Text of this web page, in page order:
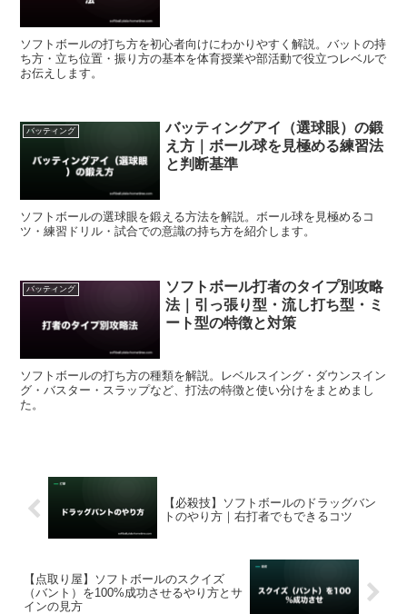
ソフトボールの打ち方を初心者向けにわかりやすく解説。バットの持
ち方・立ち位置・振り方の基本を体育授業や部活動で役立つレベルで
お伝えします。
バッティング
バッティングアイ（選球眼）の鍛
え方｜ボール球を見極める練習法
と判断基準
ソフトボールの選球眼を鍛える方法を解説。ボール球を見極めるコ
ツ・練習ドリル・試合での意識の持ち方を紹介します。
バッティング
ソフトボール打者のタイプ別攻略
法｜引っ張り型・流し打ち型・ミ
ート型の特徴と対策
ソフトボールの打ち方の種類を解説。レベルスイング・ダウンスイン
グ・バスター・スラップなど、打法の特徴と使い分けをまとめまし
た。
【必殺技】ソフトボールのドラッグバン
トのやり方｜右打者でもできるコツ
【点取り屋】ソフトボールのスクイズ
（バント）を100%成功させるやり方とサ
インの見方